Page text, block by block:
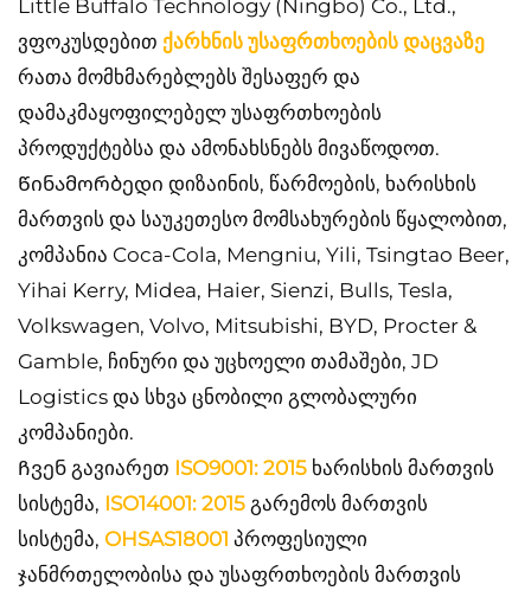
Little Buffalo Technology (Ningbo) Co., Ltd.,
ვფოკუსდებით ქარხნის უსაფრთხოების დაცვაზე
რათა მომხმარებლებს შესაფერ და
დამაკმაყოფილებელ უსაფრთხოების
პროდუქტებსა და ამონახსნებს მივაწოდოთ.
Წინამორბედი დიზაინის, წარმოების, ხარისხის
მართვის და საუკეთესო მომსახურების წყალობით,
კომპანია Coca-Cola, Mengniu, Yili, Tsingtao Beer,
Yihai Kerry, Midea, Haier, Sienzi, Bulls, Tesla,
Volkswagen, Volvo, Mitsubishi, BYD, Procter &
Gamble, ჩინური და უცხოელი თამაშები, JD
Logistics და სხვა ცნობილი გლობალური
კომპანიები.
Ჩვენ გავიარეთ ISO9001: 2015 ხარისხის მართვის
სისტემა, ISO14001: 2015 გარემოს მართვის
სისტემა, OHSAS18001 პროფესიული
ჯანმრთელობისა და უსაფრთხოების მართვის